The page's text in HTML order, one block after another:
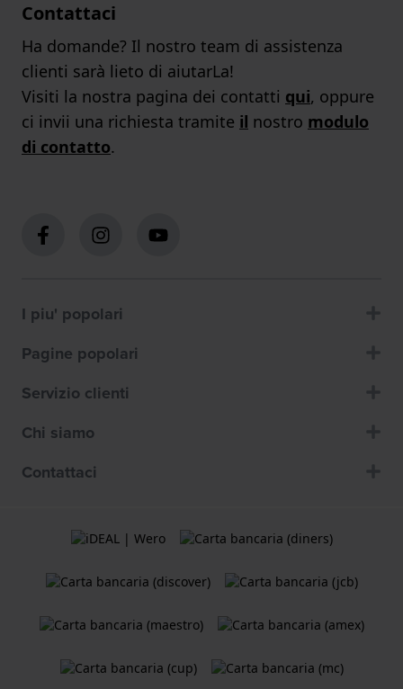
Contattaci
Ha domande? Il nostro team di assistenza
clienti sarà lieto di aiutarLa!
Visiti la nostra pagina dei contatti qui, oppure
ci invii una richiesta tramite il nostro modulo
di contatto.
I piu' popolari
Pagine popolari
Servizio clienti
Chi siamo
Contattaci